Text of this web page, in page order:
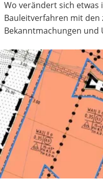
Wo verändert sich etwas
Bauleitverfahren mit den
Bekanntmachungen und